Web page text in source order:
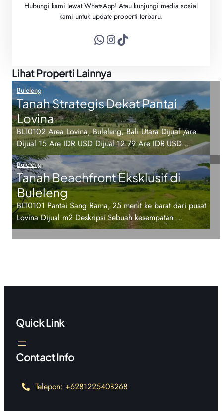
Hubungi kami lewat WhatsApp! Atau kunjungi media sosial
kami untuk update properti terbaru.
WhatsApp Instagram TikTok
Lihat Properti Lainnya
Buleleng
Tanah Strategis Dekat Pantai
Lovina
BLT0102 Area Lovina, Buleleng, Bali Utara Dijual /are
Dijual 15 Are IDR USD Dijual 12.79 Are IDR USD…
Buleleng
Tanah Beachfront Eksklusif di
Buleleng
BLT0101 Pantai Sang Rama, 25 menit ke barat dari pusat
Lovina Dijual m2 Deskripsi Sebuah kesempatan …
Quick Link
Contact Info
Telepon: +6281225408268